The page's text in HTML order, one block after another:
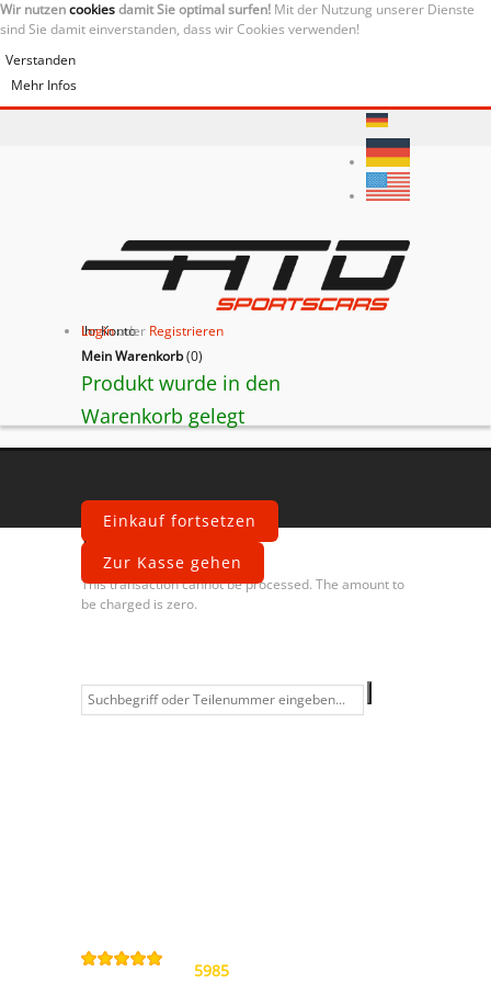
Wir nutzencookiesdamit Sie optimal surfen! Mit der Nutzung unserer Dienste
sind Sie damit einverstanden, dass wir Cookies verwenden!
Verstanden
Mehr Infos
Ihr Konto
Loginoder Registrieren
Mein Warenkorb(0)
Produkt wurde in den
Warenkorb gelegt
Einkauf fortsetzen
Zur Kasse gehen
Fehler
This transaction cannot be processed. The amount to
be charged is zero.
Kontakt
Allgemeine
/5
5985